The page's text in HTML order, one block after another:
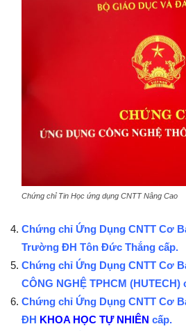
Chứng chỉ Tin Học ứng dụng CNTT Nâng Cao
Chứng chỉ Ứng Dụng CNTT Cơ
Trường ĐH Tôn Đức Thắng cấp.
Chứng chỉ Ứng Dụng CNTT Cơ
CÔNG NGHỆ TPHCM (HUTECH)
Chứng chỉ Ứng Dụng CNTT Cơ
ĐH KHOA HỌC TỰ NHIÊN cấp.